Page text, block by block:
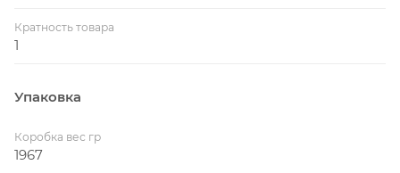
Кратность товара
1
Упаковка
Коробка вес гр
1967